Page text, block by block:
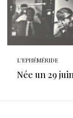
L'EPHÉMÉRIDE
Née un 29